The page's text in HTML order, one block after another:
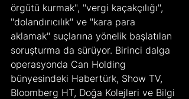
örgütü kurmak", "vergi kaçakçılığı",
"dolandırıcılık" ve "kara para
aklamak" suçlarına yönelik başlatılan
soruşturma da sürüyor. Birinci dalga
operasyonda Can Holding
bünyesindeki Habertürk, Show TV,
Bloomberg HT, Doğa Kolejleri ve Bilgi